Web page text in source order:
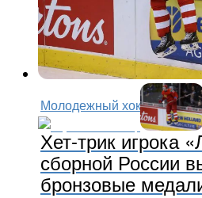
Молодежный хоккей8 лет
Хет-трик игрока
сборной России
бронзовые